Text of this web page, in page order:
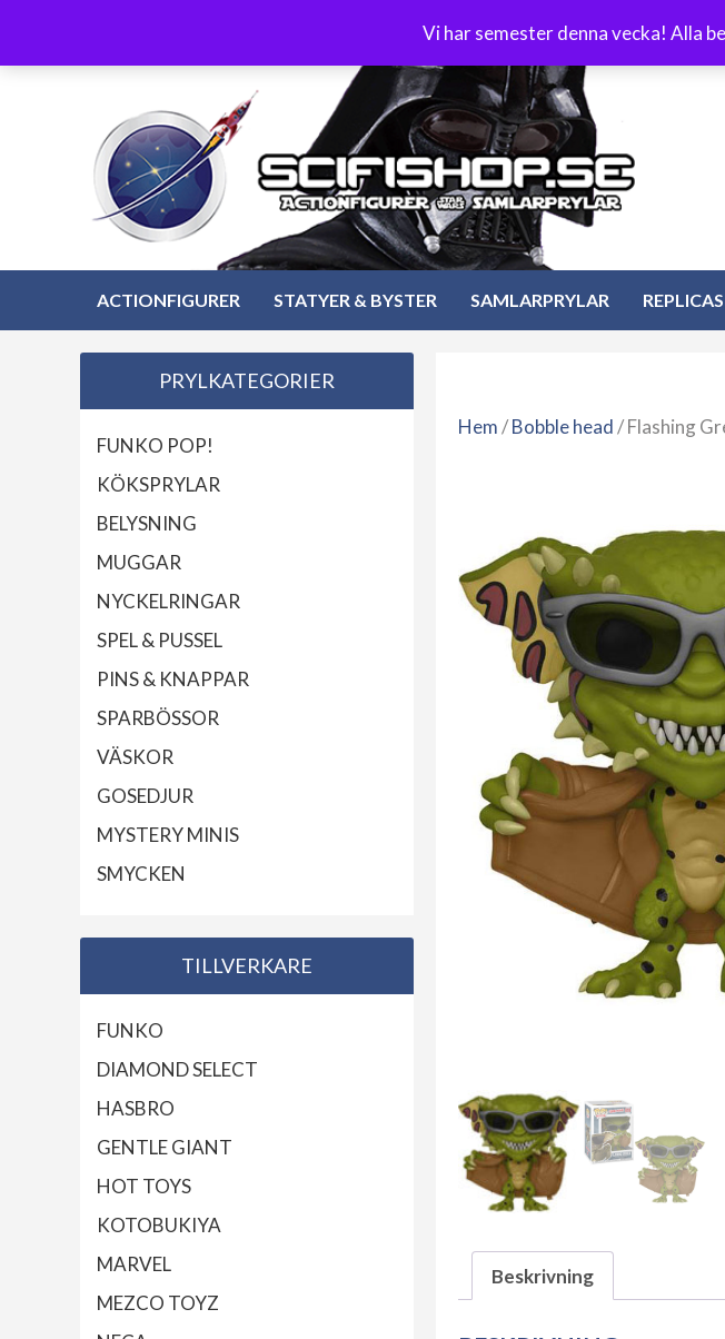
Vi har semester denna vecka! Alla
innehåll
Öppet köp 30 dagar Frakt 89 kr
ACTIONFIGURER STATYER & BYSTER SAMLARPRYLAR REPLICAS
Hem/Bobble head/ Flashing
Beskrivning
PRYLKATEGORIER
FUNKO POP!
KÖKSPRYLAR
BELYSNING
MUGGAR
NYCKELRINGAR
SPEL & PUSSEL
PINS & KNAPPAR
SPARBÖSSOR
VÄSKOR
GOSEDJUR
MYSTERY MINIS
SMYCKEN
TILLVERKARE
FUNKO
DIAMOND SELECT
HASBRO
GENTLE GIANT
HOT TOYS
KOTOBUKIYA
MARVEL
MEZCO TOYZ